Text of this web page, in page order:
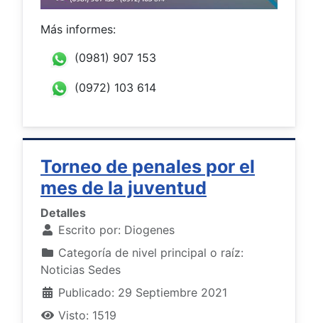
Más informes:
(0981) 907 153
(0972) 103 614
Torneo de penales por el
mes de la juventud
Detalles
Escrito por: Diogenes
Categoría de nivel principal o raíz:
Noticias Sedes
Publicado: 29 Septiembre 2021
Visto: 1519